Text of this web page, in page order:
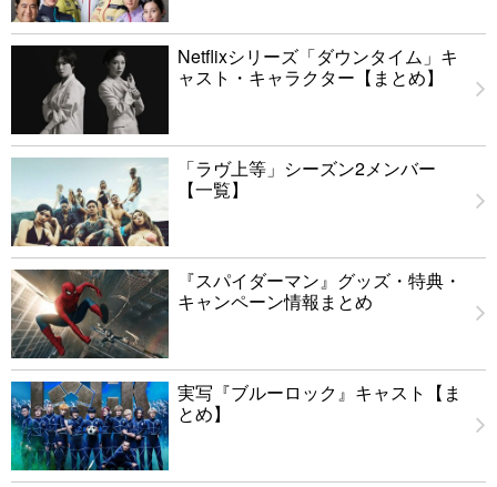
Netflixシリーズ「ダウンタイム」キ
ャスト・キャラクター【まとめ】
「ラヴ上等」シーズン2メンバー
【一覧】
『スパイダーマン』グッズ・特典・
キャンペーン情報まとめ
実写『ブルーロック』キャスト【ま
とめ】